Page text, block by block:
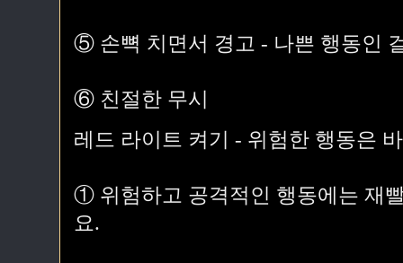
⑤ 손뼉 치면서 경고 - 나쁜 행동인
⑥ 친절한 무시
레드 라이트 켜기 - 위험한 행동은
① 위험하고 공격적인 행동에는 재
요.